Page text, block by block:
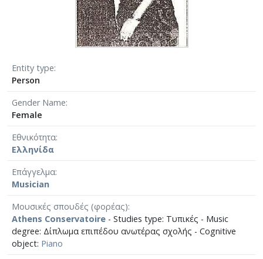
Entity type
Person
Gender Name
Female
Εθνικότητα
Ελληνίδα
Επάγγελμα
Musician
Μουσικές σπουδές (φορέας)
Athens Conservatoire - Studies type: Τυπικές - Music
degree: Δίπλωμα επιπέδου ανωτέρας σχολής - Cognitive
object: Piano